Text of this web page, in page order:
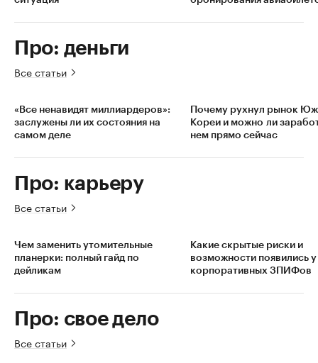
Про: деньги
Все статьи
«Все ненавидят миллиардеров»:
заслужены ли их состояния на
самом деле
Почему рухнул рынок
Кореи и можно ли
нем прямо сейчас
Про: карьеру
Все статьи
Чем заменить утомительные
планерки: полный гайд по
дейликам
Какие скрытые риски и
возможности появились у
корпоративных ЗПИФов
Про: свое дело
Все статьи